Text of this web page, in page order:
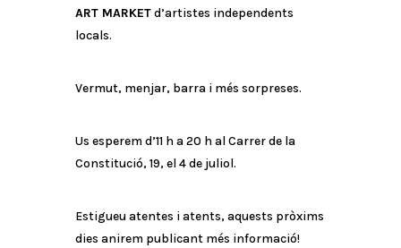
ART MARKETd’artistes independents
locals.
Vermut, menjar, barra i més sorpreses.
Us esperem d’11 h a 20 h al Carrer de la
Constitució, 19, el 4 de juliol.
Estigueu atentes i atents, aquests pròxims
dies anirem publicant més informació!